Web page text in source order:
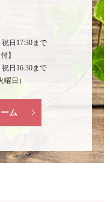
日17:30まで
】
日16:30まで
日）
ム